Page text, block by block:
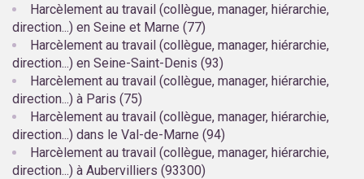
Harcèlement au travail (collègue, manager, hiérarchie,
direction...) en Seine et Marne (77)
Harcèlement au travail (collègue, manager, hiérarchie,
direction...) en Seine-Saint-Denis (93)
Harcèlement au travail (collègue, manager, hiérarchie,
direction...) à Paris (75)
Harcèlement au travail (collègue, manager, hiérarchie,
direction...) dans le Val-de-Marne (94)
Harcèlement au travail (collègue, manager, hiérarchie,
direction...) à Aubervilliers (93300)